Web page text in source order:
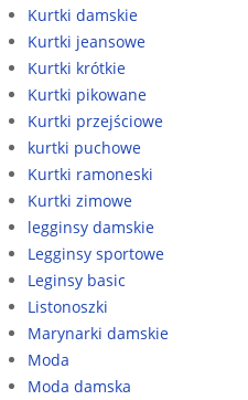
Kurtki damskie
Kurtki jeansowe
Kurtki krótkie
Kurtki pikowane
Kurtki przejściowe
kurtki puchowe
Kurtki ramoneski
Kurtki zimowe
legginsy damskie
Legginsy sportowe
Leginsy basic
Listonoszki
Marynarki damskie
Moda
Moda damska